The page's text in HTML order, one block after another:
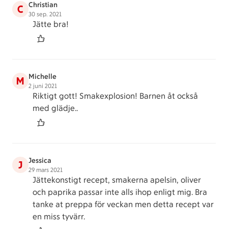
C Christian
30 sep. 2021
Jätte bra!
M Michelle
2 juni 2021
Riktigt gott! Smakexplosion! Barnen åt också
med glädje..
J Jessica
29 mars 2021
Jättekonstigt recept, smakerna apelsin, oliver
och paprika passar inte alls ihop enligt mig. Bra
tanke at preppa för veckan men detta recept var
en miss tyvärr.